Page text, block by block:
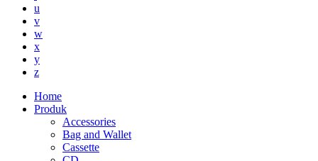
u
v
w
x
y
z
Home
Produk
Accessories
Bag and Wallet
Cassette